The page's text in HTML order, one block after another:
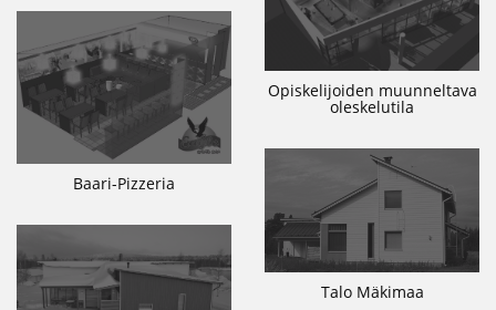
Opiskelijoiden muunneltava
oleskelutila
Baari-Pizzeria
Talo Mäkimaa